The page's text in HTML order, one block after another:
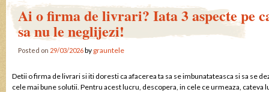
Ai o firma de livrari? Iata 3 aspecte pe
sa nu le neglijezi!
Posted on 29/03/2026by grauntele
Detii o firma de livrari si iti doresti ca afacerea ta sa se imbunatateasca si sa se
cele mai bune solutii. Pentru acest lucru, descopera, in cele ce urmeaza, cateva